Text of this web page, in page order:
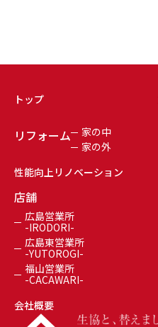
トップ
リフォーム
家の中
家の外
性能向上リノベーション
店舗
広島営業所
-IRODORI-
広島東営業所
-YUTOROGI-
福山営業所
-CACAWARI-
会社概要